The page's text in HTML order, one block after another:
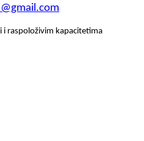
i raspoloživim kapacitetima